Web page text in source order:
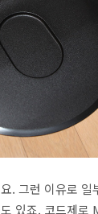
. 그런 이유로 일
있죠. 코드제로